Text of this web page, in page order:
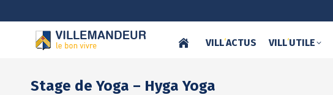
VILL‘ACTUS VILL‘UTILE
Stage de Yoga – Hyga Yoga